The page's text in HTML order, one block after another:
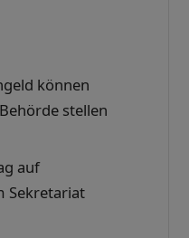
können
stellen
auf
Sekretariat